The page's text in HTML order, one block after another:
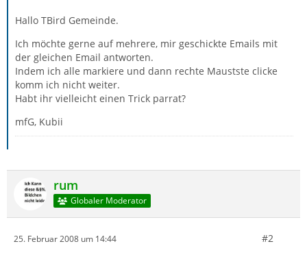
Hallo TBird Gemeinde.
Ich möchte gerne auf mehrere, mir geschickte Emails mit
der gleichen Email antworten.
Indem ich alle markiere und dann rechte Maustste clicke
komm ich nicht weiter.
Habt ihr vielleicht einen Trick parrat?
mfG, Kubii
rum
Globaler Moderator
25. Februar 2008 um 14:44 #2